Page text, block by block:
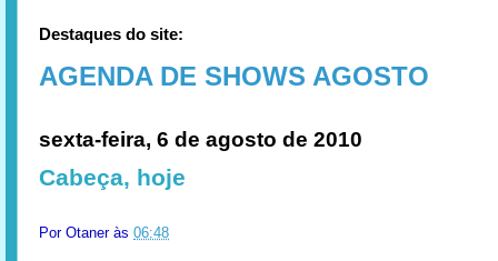
Destaques do site:
AGENDA DE SHOWS AGOSTO
sexta-feira, 6 de agosto de 2010
Cabeça, hoje
Por Otaner às 06:48